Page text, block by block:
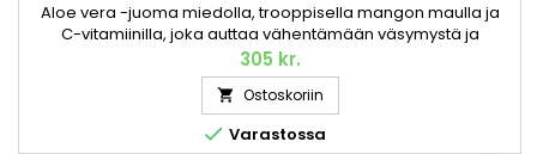
Aloe vera -juoma miedolla, trooppisella mangon maulla ja
C-vitamiinilla, joka auttaa vähentämään väsymystä ja
uupumusta sekä tukee immuunijärjestelmän normaalia
toimintaaSuosittu Aloe vera -mehujuomamme ihanan
trooppisen mangon maulla. Kuten alkuperäinen, Forever Aloe
Mango valmistetaan korkealaatuisen, käsin korjatun Aloe
veran parhaasta sisägeelistä. Ja...
305 kr.
 Ostoskoriin
 Varastossa